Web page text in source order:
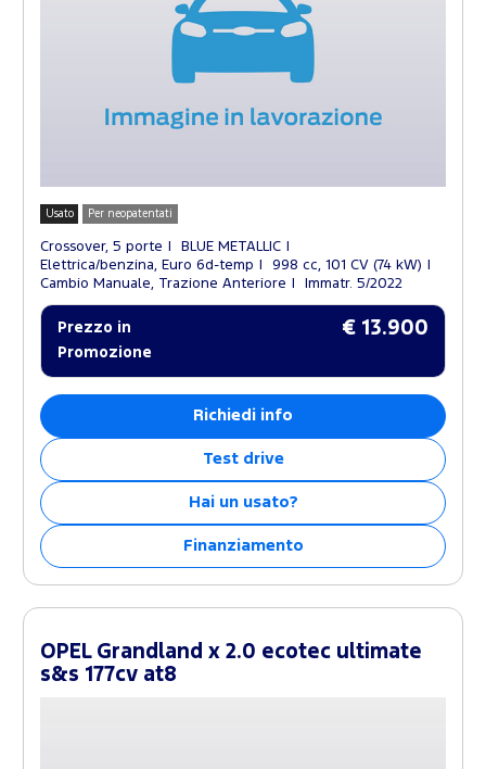
Usato Per neopatentati
Crossover, 5 porte
BLUE METALLIC
Elettrica/benzina, Euro 6d-temp
998 cc, 101 CV (74 kW)
Cambio Manuale, Trazione Anteriore
Immatr. 5/2022
Prezzo in
Promozione
€ 13.900
Richiedi info
Test drive
Hai un usato?
Finanziamento
OPEL Grandland x 2.0 ecotec ultimate
s&s 177cv at8